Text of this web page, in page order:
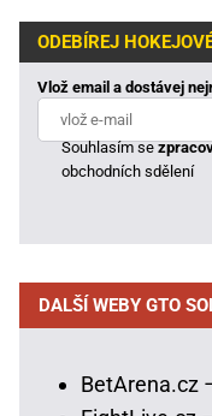
ODEBÍREJ
Vlož email a dostávej
Souhlasím se
obchodních sdělení
DALŠÍ WEBY GTO
BetArena.cz